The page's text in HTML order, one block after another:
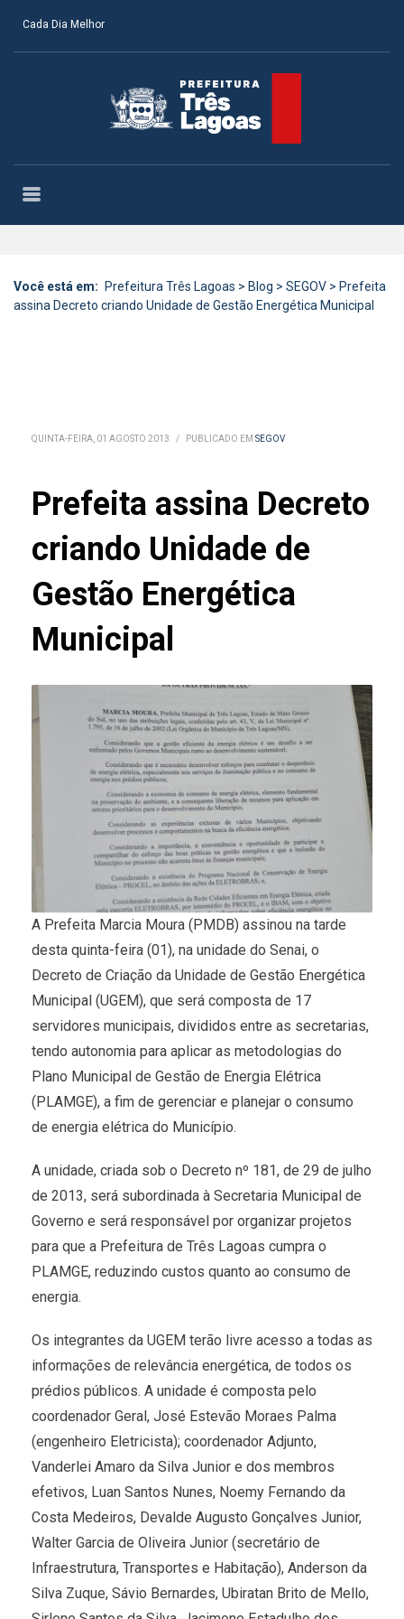
Cada Dia Melhor
Você está em: Prefeitura Três Lagoas > Blog > SEGOV > Prefeita
assina Decreto criando Unidade de Gestão Energética Municipal
QUINTA-FEIRA, 01 AGOSTO 2013 / PUBLICADO EM SEGOV
Prefeita assina Decreto
criando Unidade de
Gestão Energética
Municipal
A Prefeita Marcia Moura (PMDB) assinou na tarde
desta quinta-feira (01), na unidade do Senai, o
Decreto de Criação da Unidade de Gestão Energética
Municipal (UGEM), que será composta de 17
servidores municipais, divididos entre as secretarias,
tendo autonomia para aplicar as metodologias do
Plano Municipal de Gestão de Energia Elétrica
(PLAMGE), a fim de gerenciar e planejar o consumo
de energia elétrica do Município.
A unidade, criada sob o Decreto nº 181, de 29 de julho
de 2013, será subordinada à Secretaria Municipal de
Governo e será responsável por organizar projetos
para que a Prefeitura de Três Lagoas cumpra o
PLAMGE, reduzindo custos quanto ao consumo de
energia.
Os integrantes da UGEM terão livre acesso a todas as
informações de relevância energética, de todos os
prédios públicos. A unidade é composta pelo
coordenador Geral, José Estevão Moraes Palma
(engenheiro Eletricista); coordenador Adjunto,
Vanderlei Amaro da Silva Junior e dos membros
efetivos, Luan Santos Nunes, Noemy Fernando da
Costa Medeiros, Devalde Augusto Gonçalves Junior,
Walter Garcia de Oliveira Junior (secretário de
Infraestrutura, Transportes e Habitação), Anderson da
Silva Zuque, Sávio Bernardes, Ubiratan Brito de Mello,